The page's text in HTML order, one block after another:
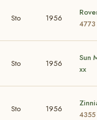
Sto 1956
4773
Sto 1956
Sun
xx
Sto 1956
4355